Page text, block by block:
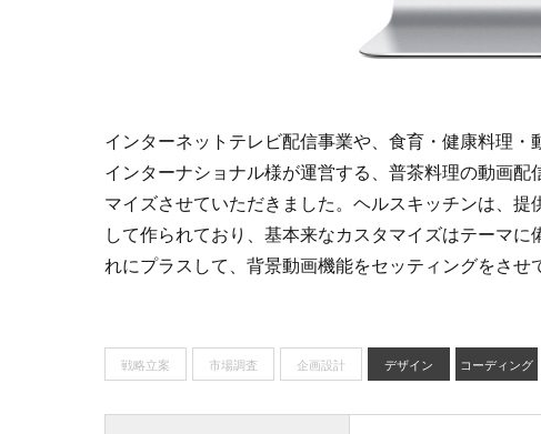
インターネットテレビ配信事業や、食育・健康料理
インターナショナル様が運営する、普茶料理の動画
マイズさせていただきました。ヘルスキッチンは、提
して作られており、基本来なカスタマイズはテーマ
れにプラスして、背景動画機能をセッティングをさせ
戦略立案 市場調査 企画設計 デザイン コーディング